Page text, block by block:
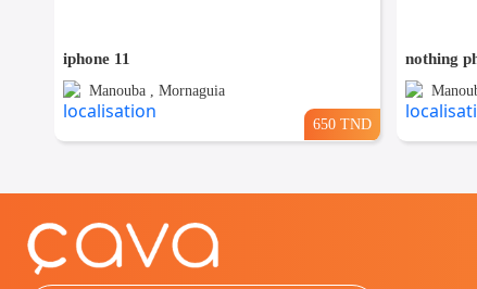
iphone 11
Manouba , Mornaguia
650 TND
nothing